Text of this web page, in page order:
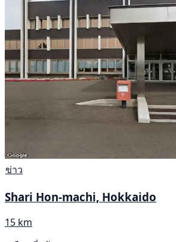
ข่าว
Shari Hon-machi, Hokkaido
15 km